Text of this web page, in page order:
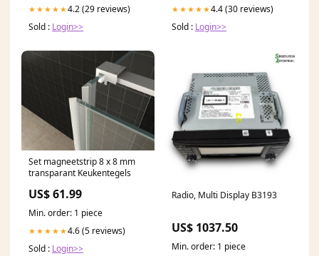
★★★★★4.2 (29 reviews)
Sold : Login>>
★★★★★4.4 (30 reviews)
Sold : Login>>
Set magneetstrip 8 x 8 mm
transparant Keukentegels
US$ 61.99
Min. order: 1 piece
★★★★★4.6 (5 reviews)
Sold : Login>>
Radio, Multi Display B3193
US$ 1037.50
Min. order: 1 piece